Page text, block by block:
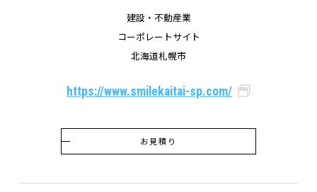
建設・不動産業
コーポレートサイト
北海道札幌市
https://www.smilekaitai-sp.com/
お見積り